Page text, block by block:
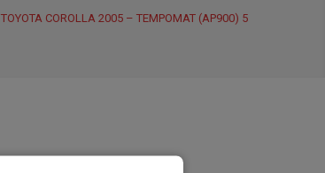
TOYOTA COROLLA 2005 – TEMPOMAT (AP900) 5